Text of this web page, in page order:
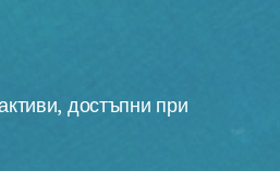
достъпни при